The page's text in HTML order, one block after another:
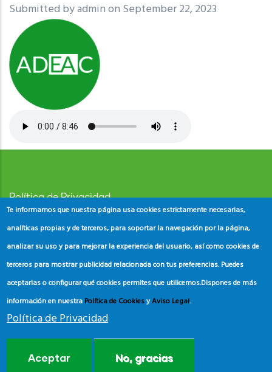
Submitted byadminon September 22, 2023
Política de Privacidad
Aviso Legal
Política de Cookies
Te informamos que nuestra página usa cookies estrictamente necesarias,
analíticas propias y de terceros, para soportar la navegación por la página,
analizar su uso y para mejorar la experiencia del usuario, así como cookies de
terceros para mostrar publicidad relacionada con tus preferencias. Puedes
aceptarlas o configurar qué cookies permites que utilicemos.Dispones de más
información en nuestra Política de CookiesyAviso Legal.
Política de Privacidad
Aceptar No, gracias